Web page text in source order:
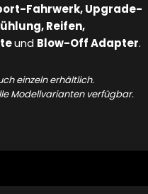
Fahrwerk, Upgrade-
Reifen,
und Blow-Off Adapter.
einzeln erhältlich.
Modellvarianten verfügbar.